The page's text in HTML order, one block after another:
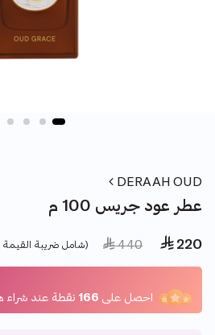
DERAAH OUD
عطر عود جريس 100 م
 220
Price reduced from
 440
to (شامل ضريبة
احصل على 166 نقطة عند شراء